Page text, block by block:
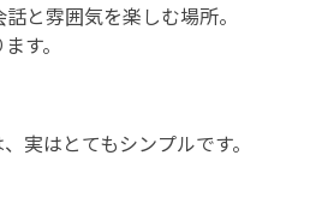
と雰囲気を楽しむ場所。
す。
実はとてもシンプルです。